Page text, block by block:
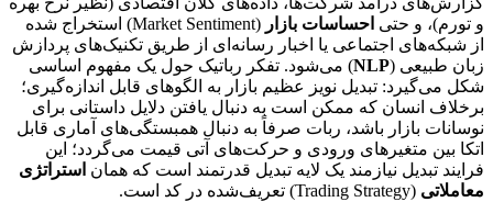
و تورم)، و حتی احساسات بازار
(Market Sentiment) استخراج شده
از شبکه‌های اجتماعی یا اخبار رسانه‌ای از طریق تکنیک‌های پردازش
زبان طبیعی (NLP) می‌شود. تفکر رباتیک حول یک مفهوم اساسی
شکل می‌گیرد: تبدیل نویز عظیم بازار به الگوهای قابل اندازه‌گیری؛
برخلاف انسان که ممکن است به دنبال یافتن دلایل داستانی برای
نوسانات بازار باشد، ربات صرفاً به دنبال همبستگی‌های آماری قابل
اتکا بین متغیرهای ورودی و حرکت‌های آتی قیمت می‌گردد؛ این
فرایند تبدیل نیازمند یک لایه تبدیل قدرتمند است که همان استراتژی
معاملاتی (Trading Strategy) تعریف‌شده در کد است.